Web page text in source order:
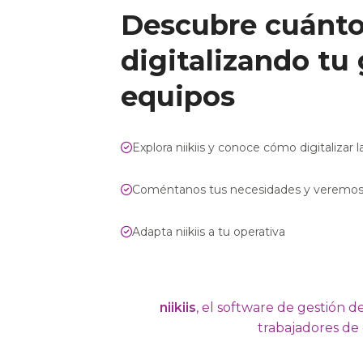
Descubre
digitalizando tu
equipos
Explora niikiis y conoce cómo digitalizar
Coméntanos tus necesidades y
Adapta niikiis a tu operativa
niikiis, el software de gestión
trabajadores de